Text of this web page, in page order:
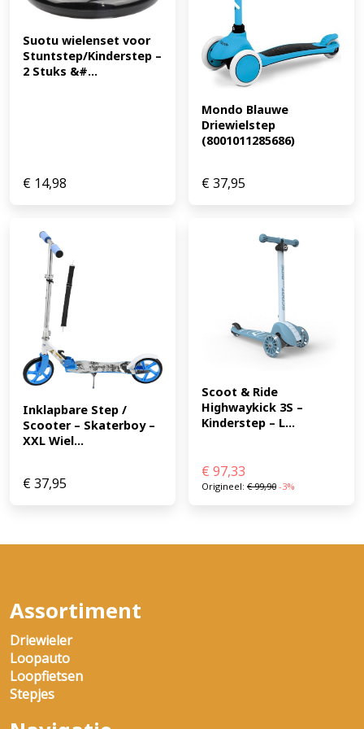
Suotu wielenset voor
Stuntstep/Kinderstep –
2 Stuks &#...
€ 14,98
Mondo Blauwe
Driewielstep
(8001011285686)
€37,95
Inklapbare Step /
Scooter – Skaterboy –
XXL Wiel...
€37,95
Scoot & Ride
Highwaykick 3S –
Kinderstep – L...
€ 97,33
Origineel: €99,90 -3%
Assortiment
Driewieler
Loopauto
Loopfietsen
Stepjes